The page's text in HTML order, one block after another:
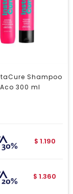
Shampoo
300 ml
$ 1.190
$ 1.360